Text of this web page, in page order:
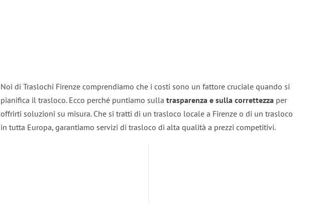
Noi di Traslochi Firenze comprendiamo che i costi sono un fattore cruciale quando si
pianifica il trasloco. Ecco perché puntiamo sulla trasparenza e sulla correttezza per
offrirti soluzioni su misura. Che si tratti di un trasloco locale a Firenze o di un trasloco
in tutta Europa, garantiamo servizi di trasloco di alta qualità a prezzi competitivi.